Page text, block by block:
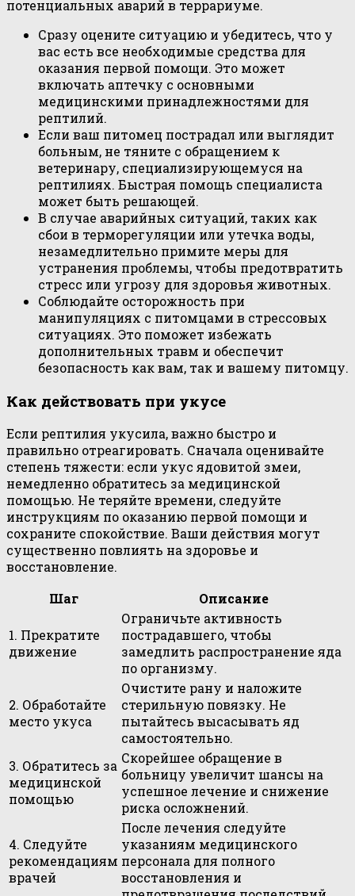
потенциальных аварий в террариуме.
Сразу оцените ситуацию и убедитесь, что у
вас есть все необходимые средства для
оказания первой помощи. Это может
включать аптечку с основными
медицинскими принадлежностями для
рептилий.
Если ваш питомец пострадал или выглядит
больным, не тяните с обращением к
ветеринару, специализирующемуся на
рептилиях. Быстрая помощь специалиста
может быть решающей.
В случае аварийных ситуаций, таких как
сбои в терморегуляции или утечка воды,
незамедлительно примите меры для
устранения проблемы, чтобы предотвратить
стресс или угрозу для здоровья животных.
Соблюдайте осторожность при
манипуляциях с питомцами в стрессовых
ситуациях. Это поможет избежать
дополнительных травм и обеспечит
безопасность как вам, так и вашему питомцу.
Как действовать при укусе
Если рептилия укусила, важно быстро и
правильно отреагировать. Сначала оценивайте
степень тяжести: если укус ядовитой змеи,
немедленно обратитесь за медицинской
помощью. Не теряйте времени, следуйте
инструкциям по оказанию первой помощи и
сохраните спокойствие. Ваши действия могут
существенно повлиять на здоровье и
восстановление.
Шаг
Описание
1. Прекратите
движение
Ограничьте активность
пострадавшего, чтобы
замедлить распространение яда
по организму.
2. Обработайте
место укуса
Очистите рану и наложите
стерильную повязку. Не
пытайтесь высасывать яд
самостоятельно.
3. Обратитесь за
медицинской
помощью
Скорейшее обращение в
больницу увеличит шансы на
успешное лечение и снижение
риска осложнений.
4. Следуйте
рекомендациям
врачей
После лечения следуйте
указаниям медицинского
персонала для полного
восстановления и